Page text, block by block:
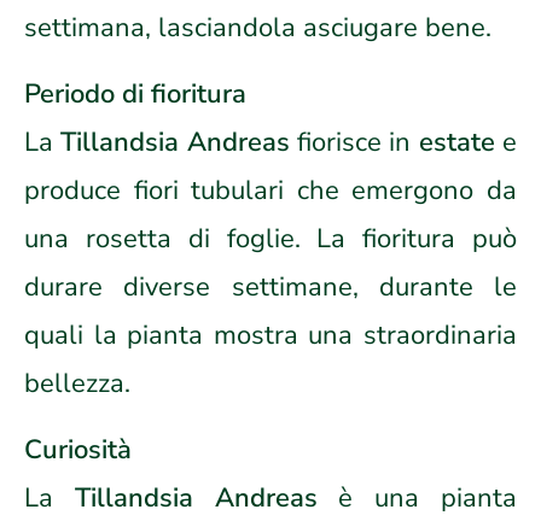
settimana, lasciandola asciugare bene.
Periodo di fioritura
LaTillandsia Andreas fiorisce in estate e
produce fiori tubulari che emergono da
una rosetta di foglie. La fioritura può
durare diverse settimane, durante le
quali la pianta mostra una straordinaria
bellezza.
Curiosità
La Tillandsia Andreas è una pianta